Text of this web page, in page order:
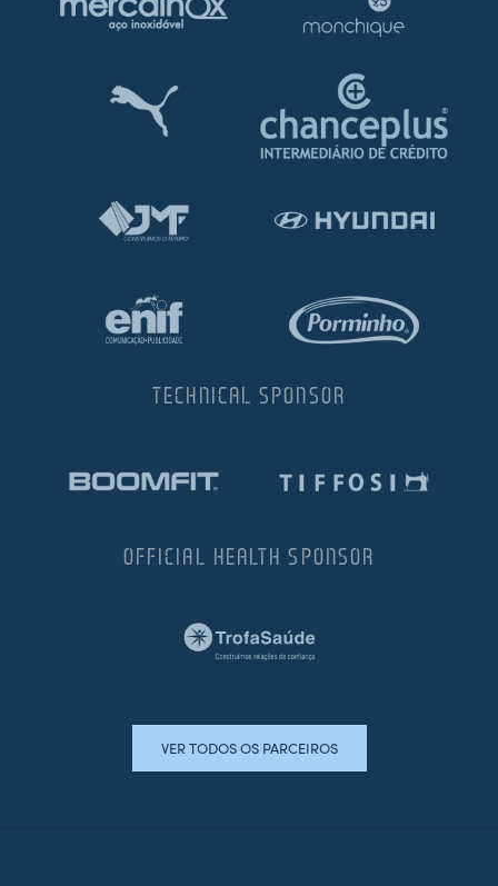
TECHNICAL SPONSOR
OFFICIAL HEALTH SPONSOR
VER TODOS OS PARCEIROS